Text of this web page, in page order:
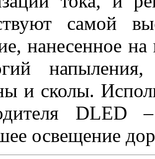
самой
нанесенное
напыления,
и сколы.
DLED
освещение